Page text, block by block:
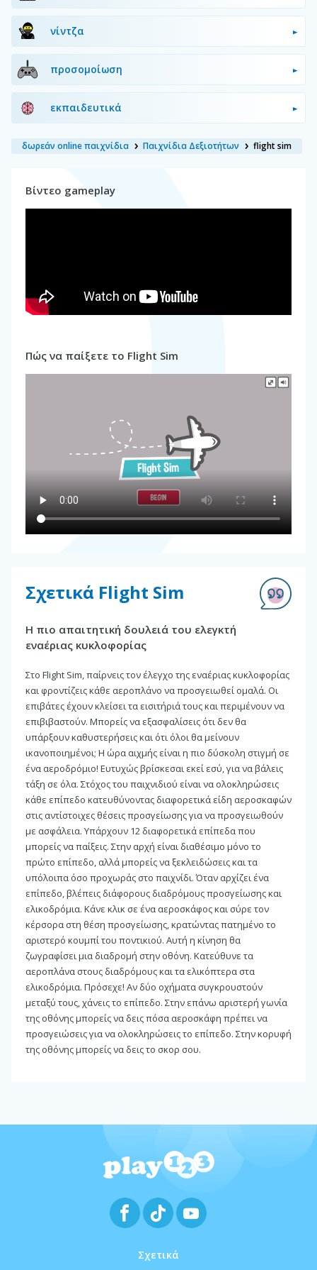
νίντζα
προσομοίωση
εκπαιδευτικά
δωρεάν online παιχνίδια Παιχνίδια Δεξιοτήτων flight sim
Βίντεο gameplay
Πώς να παίξετε το Flight Sim
Σχετικά Flight Sim
Η πιο απαιτητική δουλειά του ελεγκτή
εναέριας κυκλοφορίας
Στο Flight Sim, παίρνεις τον έλεγχο της εναέριας κυκλοφορίας
και φροντίζεις κάθε αεροπλάνο να προσγειωθεί ομαλά. Οι
επιβάτες έχουν κλείσει τα εισιτήριά τους και περιμένουν να
επιβιβαστούν. Μπορείς να εξασφαλίσεις ότι δεν θα
υπάρξουν καθυστερήσεις και ότι όλοι θα μείνουν
ικανοποιημένοι; Η ώρα αιχμής είναι η πιο δύσκολη στιγμή σε
ένα αεροδρόμιο! Ευτυχώς βρίσκεσαι εκεί εσύ, για να βάλεις
τάξη σε όλα. Στόχος του παιχνιδιού είναι να ολοκληρώσεις
κάθε επίπεδο κατευθύνοντας διαφορετικά είδη αεροσκαφών
στις αντίστοιχες θέσεις προσγείωσης για να προσγειωθούν
με ασφάλεια. Υπάρχουν 12 διαφορετικά επίπεδα που
μπορείς να παίξεις. Στην αρχή είναι διαθέσιμο μόνο το
πρώτο επίπεδο, αλλά μπορείς να ξεκλειδώσεις και τα
υπόλοιπα όσο προχωράς στο παιχνίδι. Όταν αρχίζει ένα
επίπεδο, βλέπεις διάφορους διαδρόμους προσγείωσης και
ελικοδρόμια. Κάνε κλικ σε ένα αεροσκάφος και σύρε τον
κέρσορα στη θέση προσγείωσης, κρατώντας πατημένο το
αριστερό κουμπί του ποντικιού. Αυτή η κίνηση θα
ζωγραφίσει μια διαδρομή στην οθόνη. Κατεύθυνε τα
αεροπλάνα στους διαδρόμους και τα ελικόπτερα στα
ελικοδρόμια. Πρόσεχε! Αν δύο οχήματα συγκρουστούν
μεταξύ τους, χάνεις το επίπεδο. Στην επάνω αριστερή γωνία
της οθόνης μπορείς να δεις πόσα αεροσκάφη πρέπει να
προσγειώσεις για να ολοκληρώσεις το επίπεδο. Στην κορυφή
της οθόνης μπορείς να δεις το σκορ σου.
Σχετικά